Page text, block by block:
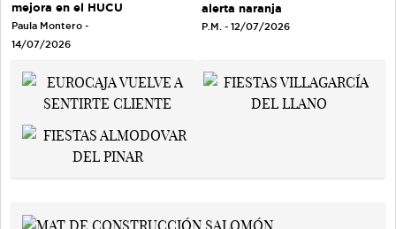
mejora en el HUCU
Paula Montero -
14/07/2026
alerta naranja
P.M. - 12/07/2026